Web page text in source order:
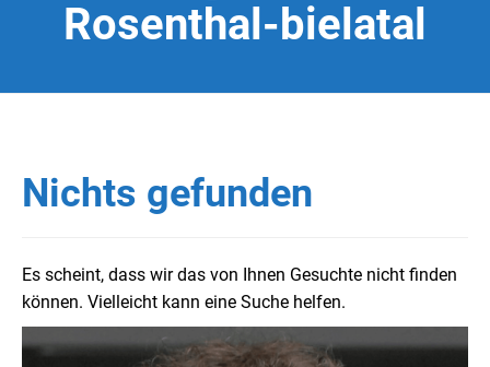
Rosenthal-bielatal
Nichts gefunden
Es scheint, dass wir das von Ihnen Gesuchte nicht finden
können. Vielleicht kann eine Suche helfen.